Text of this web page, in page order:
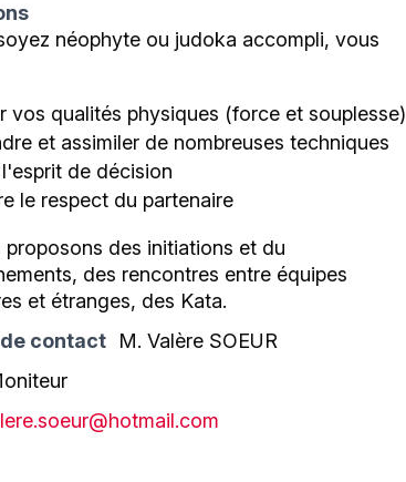
néophyte ou judoka accompli, vous
vos qualités physiques (force et souplesse)
et assimiler de nombreuses techniques
de décision
le respect du partenaire
proposons des initiations et du
des rencontres entre équipes
et étranges, des Kata.
contact
M. Valère SOEUR